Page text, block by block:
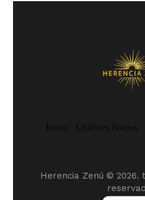
Inicio Quiénes Somos
Herencia Zenú © 2026.